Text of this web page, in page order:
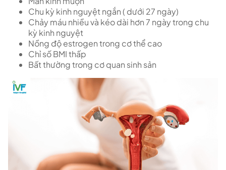
Chu kỳ kinh nguyệt ngắn ( dưới 27 ngày)
Chảy máu nhiều và kéo dài hơn 7 ngày trong chu
kỳ kinh nguyệt
Nồng độ estrogen trong cơ thể cao
Chỉ số BMI thấp
Bất thường trong cơ quan sinh sản